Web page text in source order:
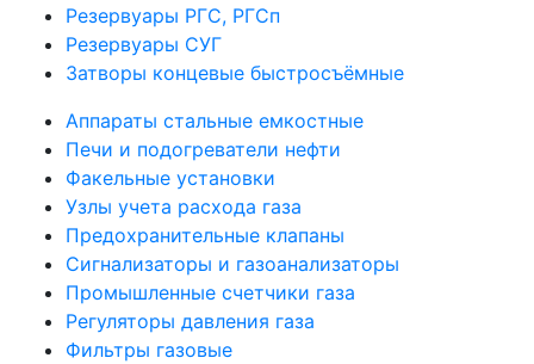
Резервуары РГС, РГСп
Резервуары СУГ
Затворы концевые быстросъёмные
Аппараты стальные емкостные
Печи и подогреватели нефти
Факельные установки
Узлы учета расхода газа
Предохранительные клапаны
Сигнализаторы и газоанализаторы
Промышленные счетчики газа
Регуляторы давления газа
Фильтры газовые